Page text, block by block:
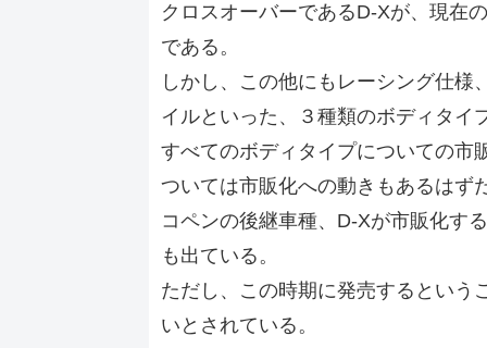
クロスオーバーであるD-Xが、現在
である。
しかし、この他にもレーシング仕
イルといった、３種類のボディタイ
すべてのボディタイプについての市
ついては市販化への動きもあるはず
コペンの後継車種、D-Xが市販化す
も出ている。
ただし、この時期に発売するという
いとされている。